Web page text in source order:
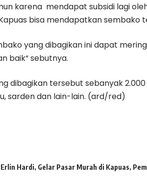
karena mendapat subsidi lagi
bisa mendapatkan sembako
yang dibagikan ini dapat
baik“ sebutnya.
dibagikan tersebut sebanyak
sarden dan lain-lain. (ard/red)
Erlin Hardi, Gelar Pasar Murah di Kapuas,